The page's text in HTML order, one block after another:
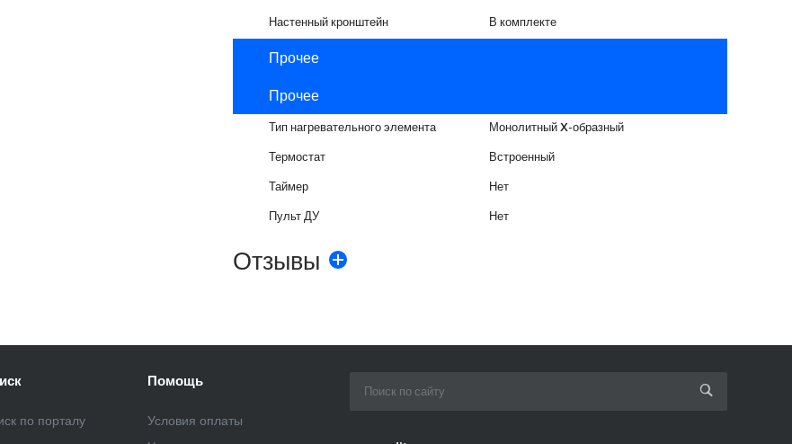
Настенный кронштейн В комплекте
Прочее
Прочее
Тип нагревательного элемента Монолитный X-образный
Термостат Встроенный
Таймер Нет
Пульт ДУ Нет
Отзывы
по порталу
Помощь
Условия оплаты